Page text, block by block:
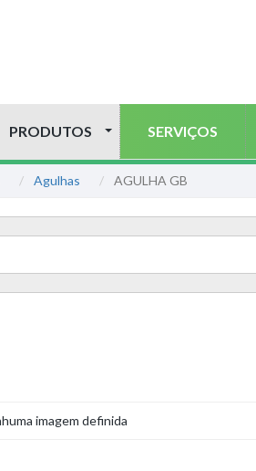
PRODUTOS SERVIÇOS
Agulhas AGULHA GB